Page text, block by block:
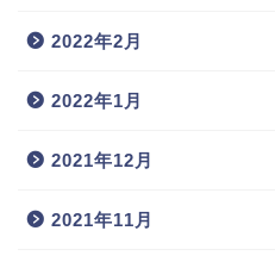
2022年2月
2022年1月
2021年12月
2021年11月